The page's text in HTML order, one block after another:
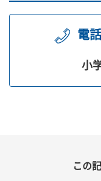
電
小
この